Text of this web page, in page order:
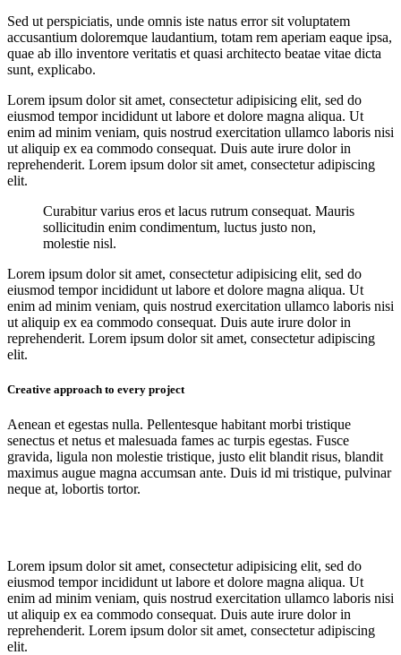
Sed ut perspiciatis, unde omnis iste natus error sit voluptatem
accusantium doloremque laudantium, totam rem aperiam eaque ipsa,
quae ab illo inventore veritatis et quasi architecto beatae vitae dicta
sunt, explicabo.
Lorem ipsum dolor sit amet, consectetur adipisicing elit, sed do
eiusmod tempor incididunt ut labore et dolore magna aliqua. Ut
enim ad minim veniam, quis nostrud exercitation ullamco laboris nisi
ut aliquip ex ea commodo consequat. Duis aute irure dolor in
reprehenderit. Lorem ipsum dolor sit amet, consectetur adipiscing
elit.
Curabitur varius eros et lacus rutrum consequat. Mauris
sollicitudin enim condimentum, luctus justo non,
molestie nisl.
Lorem ipsum dolor sit amet, consectetur adipisicing elit, sed do
eiusmod tempor incididunt ut labore et dolore magna aliqua. Ut
enim ad minim veniam, quis nostrud exercitation ullamco laboris nisi
ut aliquip ex ea commodo consequat. Duis aute irure dolor in
reprehenderit. Lorem ipsum dolor sit amet, consectetur adipiscing
elit.
Creative approach to every project
Aenean et egestas nulla. Pellentesque habitant morbi tristique
senectus et netus et malesuada fames ac turpis egestas. Fusce
gravida, ligula non molestie tristique, justo elit blandit risus, blandit
maximus augue magna accumsan ante. Duis id mi tristique, pulvinar
neque at, lobortis tortor.
Lorem ipsum dolor sit amet, consectetur adipisicing elit, sed do
eiusmod tempor incididunt ut labore et dolore magna aliqua. Ut
enim ad minim veniam, quis nostrud exercitation ullamco laboris nisi
ut aliquip ex ea commodo consequat. Duis aute irure dolor in
reprehenderit. Lorem ipsum dolor sit amet, consectetur adipiscing
elit.